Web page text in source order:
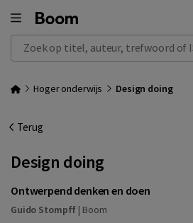
Zoek op titel, auteur, trefwoord of ISBN
Hoger onderwijs Design doing
Terug
Design doing
Ontwerpend denken en doen
Guido Stompff | Boom